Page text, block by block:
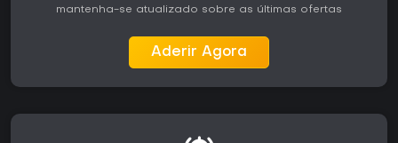
mantenha-se atualizado sobre as últimas ofertas
Aderir Agora